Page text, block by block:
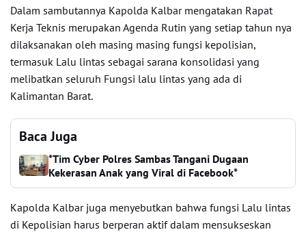
Dalam sambutannya Kapolda Kalbar mengatakan Rapat
Kerja Teknis merupakan Agenda Rutin yang setiap tahun nya
dilaksanakan oleh masing masing fungsi kepolisian,
termasuk Lalu lintas sebagai sarana konsolidasi yang
melibatkan seluruh Fungsi lalu lintas yang ada di
Kalimantan Barat.
Baca Juga
*Tim Cyber Polres Sambas Tangani Dugaan
Kekerasan Anak yang Viral di Facebook*
Kapolda Kalbar juga menyebutkan bahwa fungsi Lalu lintas
di Kepolisian harus berperan aktif dalam mensukseskan